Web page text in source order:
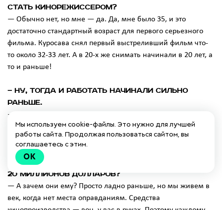
стать кинорежиссером?
— Обычно нет, но мне — да. Да, мне было 35, и это
достаточно стандартный возраст для первого серьезного
фильма. Куросава снял первый выстреливший фильм что-
то около 32-33 лет. А в 20-х же снимать начинали в 20 лет, а
то и раньше!
— Ну, тогда и работать начинали сильно
раньше.
— Да, вот засранцы! Ну а вот Бунюэль снял первый фильм
в 48. И что?
— А поставим вопрос иначе. Сможет ли 20-
летний справиться с бюджетом, допустим, в
20 миллионов долларов?
— А зачем они ему? Просто ладно раньше, но мы живем в
век, когда нет места оправданиям. Средства
Мы используем cookie-файлы. Это нужно для лучшей
работы сайта. Продолжая пользоваться сайтом, вы
соглашаетесь с этим.
OK